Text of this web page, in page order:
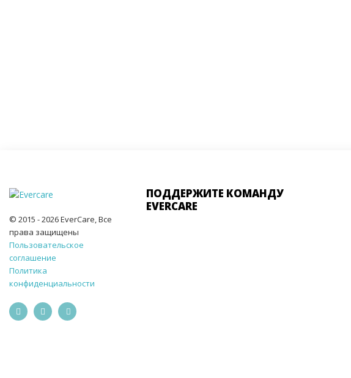
© 2015 - 2026 EverCare, Все
права защищены
Пользовательское
соглашение
Политика
конфиденциальности
ПОДДЕРЖИТЕ КОМАНДУ
EVERCARE